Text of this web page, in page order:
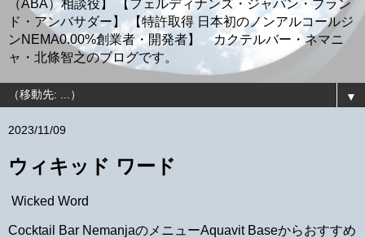
（ABA）相談役】 【フェルディナンズ・ジャパン・ブラン
ド・アンバサダー】 【特許取得 日本初のノンアルコールジ
ンNEMA0.00%創業者・開発者】 カクテルバー・ネマニ
ャ・北條智之のブログです。
▼
2023/11/09
ウィキッド ワード
Wicked Word
Cocktail Bar NemanjaのメニューAquavit Baseからおすすめ